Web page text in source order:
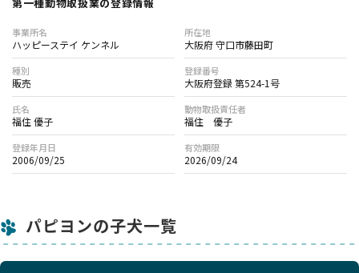
事業所名
ハッピーステイ ケンネル
所在地
大阪府 守口市藤田町
種別
販売
登録番号
大阪府登録 第524-1号
氏名
福住 優子
動物取扱責任者
福住 優子
登録年月日
2006/09/25
有効期限
2026/09/24
パピヨンの子犬一覧